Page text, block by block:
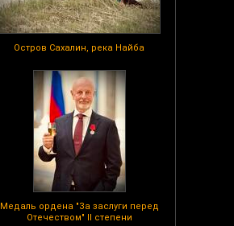
Остров Сахалин, река Найба
Медаль ордена "За заслуги перед
Отечеством" II степени